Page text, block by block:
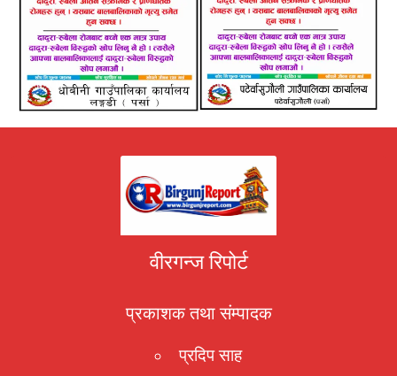
वीरगन्ज रिपोर्ट
प्रकाशक तथा संम्पादक
प्रदिप साह